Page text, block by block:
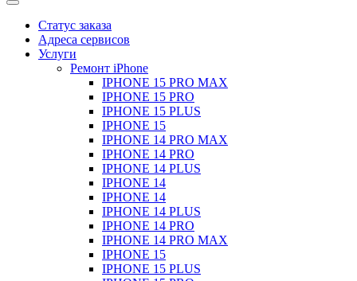
Статус заказа
Адреса сервисов
Услуги
Ремонт iPhone
IPHONE 15 PRO MAX
IPHONE 15 PRO
IPHONE 15 PLUS
IPHONE 15
IPHONE 14 PRO MAX
IPHONE 14 PRO
IPHONE 14 PLUS
IPHONE 14
IPHONE 14
IPHONE 14 PLUS
IPHONE 14 PRO
IPHONE 14 PRO MAX
IPHONE 15
IPHONE 15 PLUS